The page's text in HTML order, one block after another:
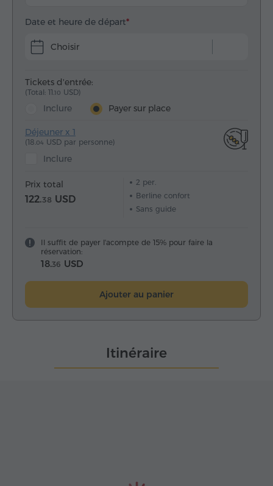
Date et heure de départ
Choisir
Tickets d'entrée:
(Total: 11.10 USD)
Inclure Payer sur place
Déjeuner x 1
(18.04 USD par personne)
Inclure
Prix total
122.38 USD
2per.
Berline confort
Sans guide
Il suffit de payer l'acompte de 15% pour faire la
réservation:
18.36 USD
Ajouter au panier
Itinéraire